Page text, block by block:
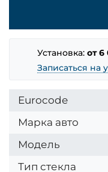
Установка:от 6
Записаться на
Eurocode
Марка авто
Модель
Тип стекла